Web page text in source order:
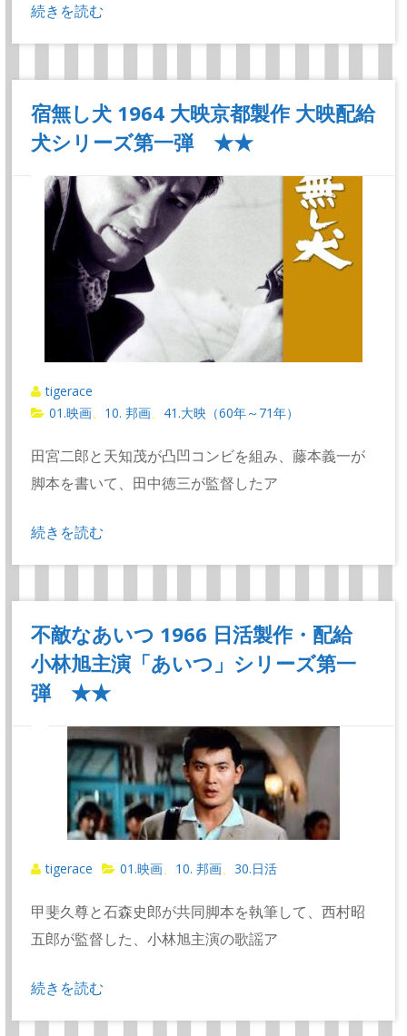
続きを読む
宿無し犬 1964 大映京都製作 大映配給
犬シリーズ第一弾 ★★
tigerace
01.映画
10. 邦画 41.大映（60年～71年）
田宮二郎と天知茂が凸凹コンビを組み、藤本義一が
脚本を書いて、田中徳三が監督したア
続きを読む
不敵なあいつ 1966 日活製作・配給
小林旭主演「あいつ」シリーズ第一
弾 ★★
tigerace 01.映画 10. 邦画 、30.日活
甲斐久尊と石森史郎が共同脚本を執筆して、西村昭
五郎が監督した、小林旭主演の歌謡ア
続きを読む